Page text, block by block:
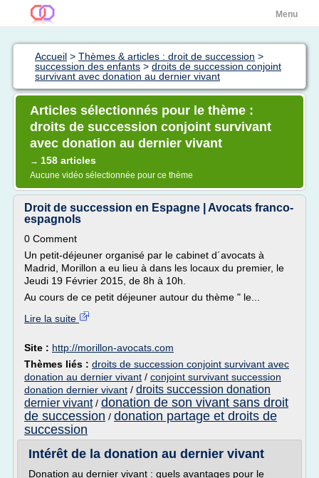
Menu
Accueil > Thèmes & articles : droit de succession >
succession des enfants > droits de succession conjoint
survivant avec donation au dernier vivant
Articles sélectionnés pour le thème :
droits de succession conjoint survivant
avec donation au dernier vivant
→ 158 articles
Aucune vidéo sélectionnée pour ce thème
Droit de succession en Espagne | Avocats franco-
espagnols
0 Comment
Un petit-déjeuner organisé par le cabinet d´avocats à
Madrid, Morillon a eu lieu à dans les locaux du premier, le
Jeudi 19 Février 2015, de 8h à 10h.
Au cours de ce petit déjeuner autour du thème " le...
Lire la suite
Site : http://morillon-avocats.com
Thèmes liés : droits de succession conjoint survivant avec
donation au dernier vivant / conjoint survivant succession
donation dernier vivant / droits succession donation
dernier vivant/ donation de son vivant sans droit
de succession / donation partage et droits de
succession
Intérêt de la donation au dernier vivant
Donation au dernier vivant : quels avantages pour le